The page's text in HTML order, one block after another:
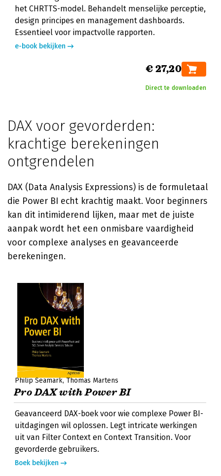
het CHRTTS-model. Behandelt menselijke perceptie,
design principes en management dashboards.
Essentieel voor impactvolle rapporten.
e-book bekijken
€ 27,20
Direct te downloaden
DAX voor gevorderden:
krachtige berekeningen
ontgrendelen
DAX (Data Analysis Expressions) is de formuletaal
die Power BI echt krachtig maakt. Voor beginners
kan dit intimiderend lijken, maar met de juiste
aanpak wordt het een onmisbare vaardigheid
voor complexe analyses en geavanceerde
berekeningen.
Philip Seamark Thomas Martens
Pro DAX with Power BI
Geavanceerd DAX-boek voor wie complexe Power BI-
uitdagingen wil oplossen. Legt intricate werkingen
uit van Filter Context en Context Transition. Voor
gevorderde gebruikers.
Boek bekijken